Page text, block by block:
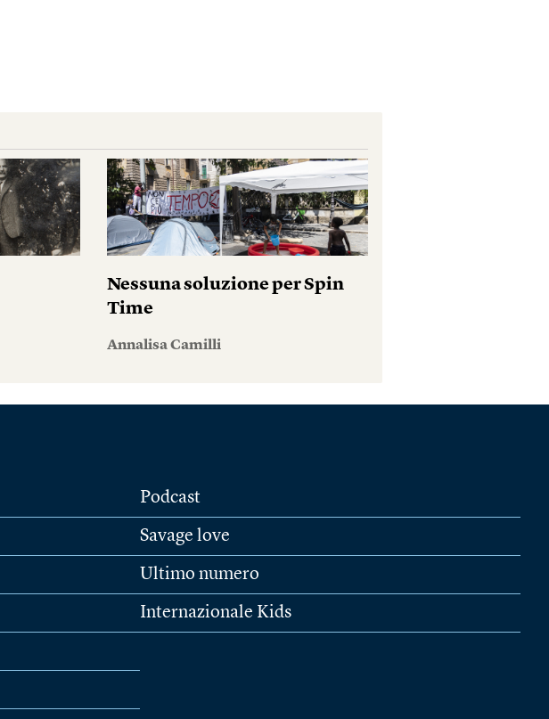
Nessuna soluzione per Spin
Time
Annalisa Camilli
Podcast
Savage love
Ultimo numero
Internazionale Kids